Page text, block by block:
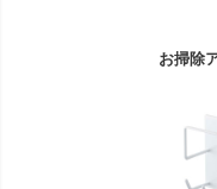
お掃除